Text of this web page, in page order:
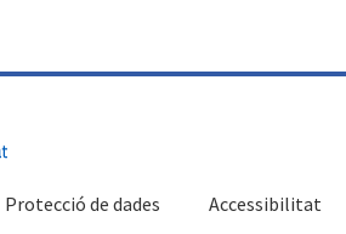
Accessibilitat
Protecció de dades